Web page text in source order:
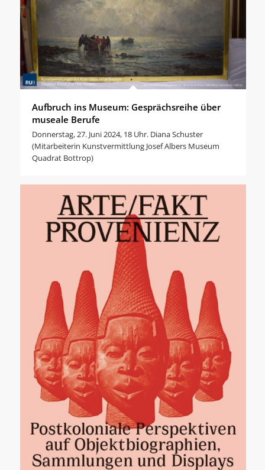
Aufbruch ins Museum: Gesprächsreihe über
museale Berufe
Donnerstag, 27. Juni 2024, 18 Uhr. Diana Schuster
(Mitarbeiterin Kunstvermittlung Josef Albers Museum
Quadrat Bottrop)